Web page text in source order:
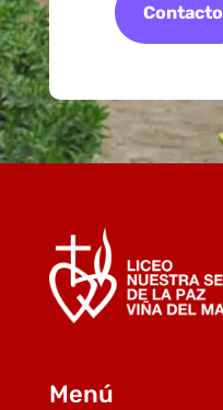
Contacto
Menú